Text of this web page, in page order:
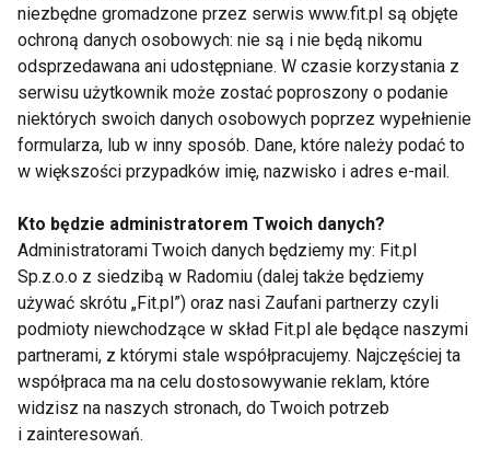
białko w proszkupochodzenia roślinnego. Izolaty
zazwyczaj nie zawierają błonnika pokarmowego,
chyba że zostaną dodane po przetworzeniu.
Czym jest białko w formie
hydroizolatów?
długich łańcuchów aminokwasów, które są
budulcem białka. Aby wchłonąć je do krwiobiegu,
enzymy w naszym układzie pokarmowym muszą
zerwać wiązania między aminokwasami, aby
stworzyć mniejsze łańcuchy i pojedyncze
aminokwasy. Proszki hydrolizatu białkowego
wykonały dla nas większość tej pracy, zawierając
„wstępnie strawione” białka wytworzone przez
niezbędne gromadzone przez serwis www.fit.pl są objęte
ochroną danych osobowych: nie są i nie będą nikomu
odsprzedawana ani udostępniane. W czasie korzystania z
serwisu użytkownik może zostać poproszony o podanie
niektórych swoich danych osobowych poprzez wypełnienie
formularza, lub w inny sposób. Dane, które należy podać to
w większości przypadków imię, nazwisko i adres e-mail.
Kto będzie administratorem Twoich danych?
Administratorami Twoich danych będziemy my: Fit.pl
Sp.z.o.o z siedzibą w Radomiu (dalej także będziemy
używać skrótu „Fit.pl”) oraz nasi Zaufani partnerzy czyli
podmioty niewchodzące w skład Fit.pl ale będące naszymi
partnerami, z którymi stale współpracujemy. Najczęściej ta
współpraca ma na celu dostosowywanie reklam, które
widzisz na naszych stronach, do Twoich potrzeb
i zainteresowań.